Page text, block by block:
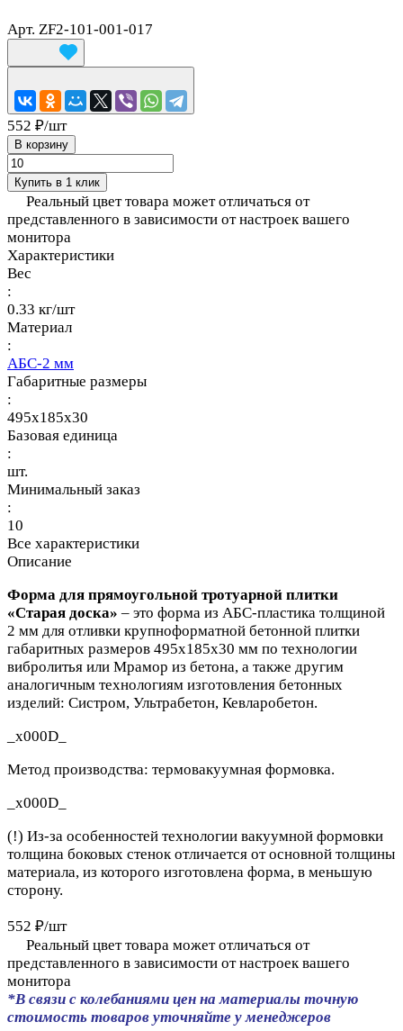
Арт. ZF2-101-001-017
552 ₽/шт
В корзину
Купить в 1 клик
Реальный цвет товара может отличаться от
представленного в зависимости от настроек вашего
монитора
Характеристики
Вес
:
0.33 кг/шт
Материал
:
АБС-2 мм
Габаритные размеры
:
495x185x30
Базовая единица
:
шт.
Минимальный заказ
:
10
Все характеристики
Описание
Форма для прямоугольной тротуарной плитки
«Старая доска» – это форма из АБС-пластика толщиной
2 мм для отливки крупноформатной бетонной плитки
габаритных размеров 495х185х30 мм по технологии
вибролитья или Мрамор из бетона, а также другим
аналогичным технологиям изготовления бетонных
изделий: Систром, Ультрабетон, Кевларобетон.
_x000D_
Метод производства: термовакуумная формовка.
_x000D_
(!) Из-за особенностей технологии вакуумной формовки
толщина боковых стенок отличается от основной толщины
материала, из которого изготовлена форма, в меньшую
сторону.
552 ₽/шт
Реальный цвет товара может отличаться от
представленного в зависимости от настроек вашего
монитора
*В связи с колебаниями цен на материалы точную
стоимость товаров уточняйте у менеджеров